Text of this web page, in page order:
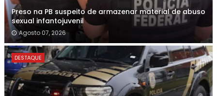
Preso na PB suspeito de armazenar material de abuso
sexual infantojuvenil
Agosto 07, 2026
DESTAQUE